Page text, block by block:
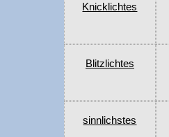
Knicklichtes
Blitzlichtes
sinnlichstes